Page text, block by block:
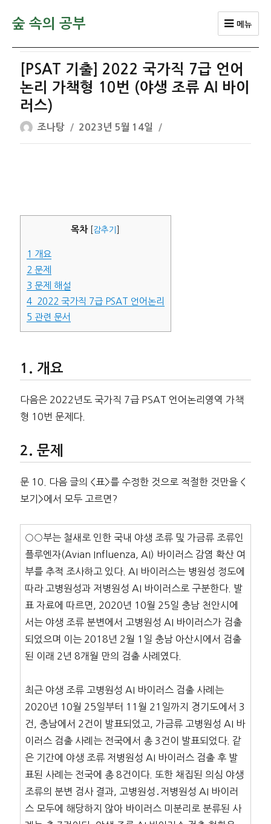
숲 속의 공부 메뉴
[PSAT 기출] 2022 국가직 7급 언어
논리 가책형 10번 (야생 조류 AI 바이
러스)
글
쓴
조나탕
작
성
2023년 5월 14일
목차 감추기
1 개요
2 문제
3 문제 해설
42022 국가직 7급 PSAT 언어논리
5 관련 문서
개요
다음은 2022년도 국가직 7급 PSAT 언어논리영역 가책
형 10번 문제다.
문제
문 10. 다음 글의 <표>를 수정한 것으로 적절한 것만을 <
보기>에서 모두 고르면?
○○부는 철새로 인한 국내 야생 조류 및 가금류 조류인
플루엔자(Avian Influenza, AI) 바이러스 감염 확산 여
부를 추적 조사하고 있다. AI 바이러스는 병원성 정도에
따라 고병원성과 저병원성 AI 바이러스로 구분한다. 발
표 자료에 따르면, 2020년 10월 25일 충남 천안시에
서는 야생 조류 분변에서 고병원성 AI 바이러스가 검출
되었으며 이는 2018년 2월 1일 충남 아산시에서 검출
된 이래 2년 8개월 만의 검출 사례였다.
최근 야생 조류 고병원성 AI 바이러스 검출 사례는
2020년 10월 25일부터 11월 21일까지 경기도에서 3
건, 충남에서 2건이 발표되었고, 가금류 고병원성 AI 바
이러스 검출 사례는 전국에서 총 3건이 발표되었다. 같
은 기간에 야생 조류 저병원성 AI 바이러스 검출 후 발
표된 사례는 전국에 총 8건이다. 또한 채집된 의심 야생
조류의 분변 검사 결과, 고병원성․저병원성 AI 바이러
스 모두에 해당하지 않아 바이러스 미분리로 분류된 사